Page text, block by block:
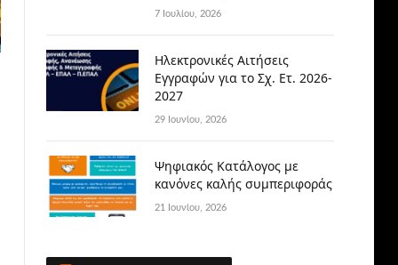
7 Ιουλίου, 2026
Ηλεκτρονικές Αιτήσεις
Εγγραφών για το Σχ. Ετ. 2026-
2027
29 Ιουνίου, 2026
Ψηφιακός Κατάλογος με
κανόνες καλής συμπεριφοράς
21 Ιουνίου, 2026